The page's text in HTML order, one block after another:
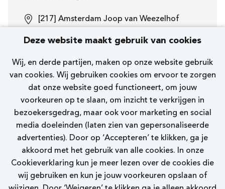
Deze website maakt gebruik van cookies
Wij, en derde partijen, maken op onze website gebruik
van cookies. Wij gebruiken cookies om ervoor te zorgen
dat onze website goed functioneert, om jouw
voorkeuren op te slaan, om inzicht te verkrijgen in
bezoekersgedrag, maar ook voor marketing en social
media doeleinden (laten zien van gepersonaliseerde
advertenties). Door op ‘Accepteren’ te klikken, ga je
akkoord met het gebruik van alle cookies. In onze
Cookieverklaring kun je meer lezen over de cookies die
wij gebruiken en kun je jouw voorkeuren opslaan of
[217] Amsterdam Joop van Weezelhof
Nelson
Bekijk vacature
Bekijk meer vacatures